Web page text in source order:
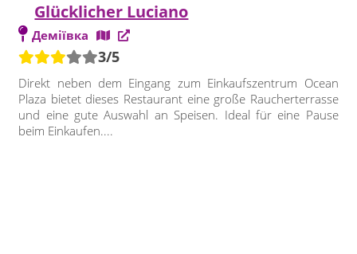
Glücklicher Luciano
Деміївка
3/5
Direkt neben dem Eingang zum Einkaufszentrum Ocean
Plaza bietet dieses Restaurant eine große Raucherterrasse
und eine gute Auswahl an Speisen. Ideal für eine Pause
beim Einkaufen....